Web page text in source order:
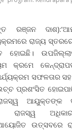
ରଞ୍ଜନ
ରାଜ୍ୟ
ହୋଇଛି।
କ୍ରମେ
ସଫଳତାର
ପ୍ରଶଂସିତ
ଆୟୁକ୍ତଙ୍କ
ରାଜସ୍ୱ
ଉତ୍ସବରେ